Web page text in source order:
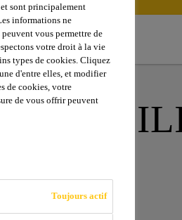
DU
sont principalement
informations ne
vous permettre de
votre droit à la vie
types de cookies. Cliquez
d'entre elles, et modifier
de cookies, votre
de vous offrir peuvent
Toujours actif